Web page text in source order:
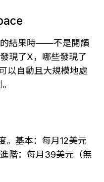
的結果時——不是閱讀
現了X，哪些發現了
自動且大規模地處
。基本：每月12美元
階：每月39美元（無